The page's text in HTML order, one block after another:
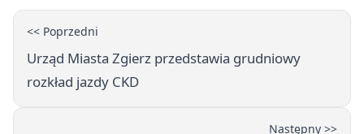
<< Poprzedni
Urząd Miasta Zgierz przedstawia grudniowy
rozkład jazdy CKD
Następny >>